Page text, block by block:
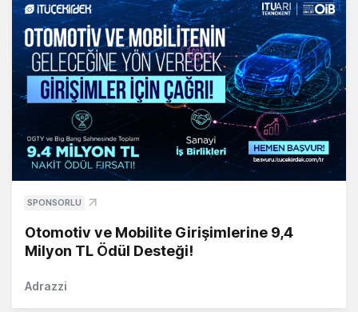
SPONSORLU
Otomotiv ve Mobilite Girişimlerine 9,4
Milyon TL Ödül Desteği!
Adrazzi